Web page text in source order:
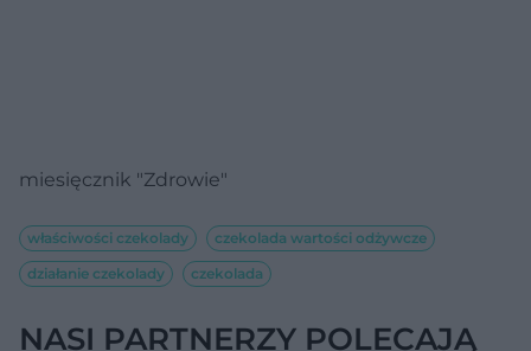
miesięcznik "Zdrowie"
właściwości czekolady
czekolada wartości odżywcze
działanie czekolady
czekolada
NASI PARTNERZY POLECAJĄ